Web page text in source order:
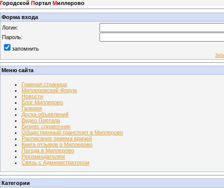
Городской Портал Миллерово
Форма входа
Логин:
Пароль:
запомнить
Меню сайта
Главная страница
Миллеровский Форум
Новости
Блог Миллерово
Галерея
Доска объявлений
Видео Портала
Бизнес справочник
Общественный транспорт в Миллерово
Расписание приема врачей
Книга отзывов о Миллерово
Погода в Миллерово
Рекламодателям
Связь с Администратором
Категории